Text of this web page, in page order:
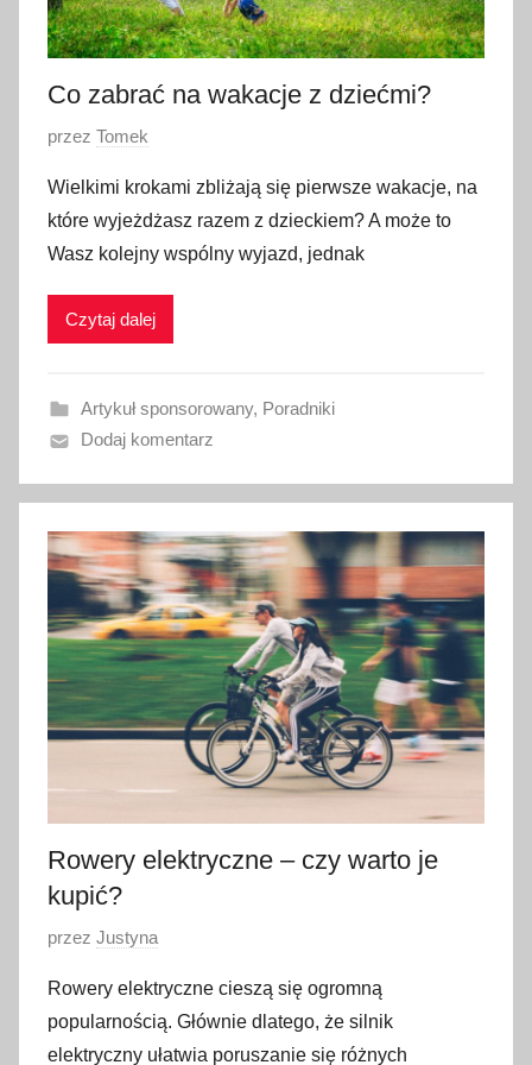
0
2
Co zabrać na wakacje z dziećmi?
O
u
b
l
i
a
n
1
3
c
e
c
2
2
przez Tomek
Wielkimi krokami zbliżają się pierwsze wakacje, na
które wyjeżdżasz razem z dzieckiem? A może to
Wasz kolejny wspólny wyjazd, jednak
Czytaj dalej
Artykuł sponsorowany, Poradniki
Dodaj komentarz
Rowery elektryczne – czy warto je
kupić?
O
u
b
przez Justyna
Rowery elektryczne cieszą się ogromną
popularnością. Głównie dlatego, że silnik
elektryczny ułatwia poruszanie się różnych